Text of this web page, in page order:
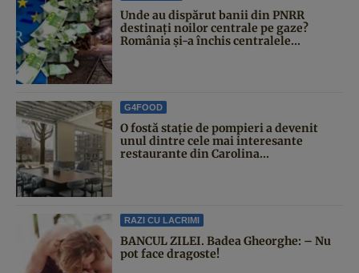
Unde au dispărut banii din PNRR
destinați noilor centrale pe gaze?
România și-a închis centralele...
G4FOOD
O fostă stație de pompieri a devenit
unul dintre cele mai interesante
restaurante din Carolina...
RAZI CU LACRIMI
BANCUL ZILEI. Badea Gheorghe: – Nu
pot face dragoste!